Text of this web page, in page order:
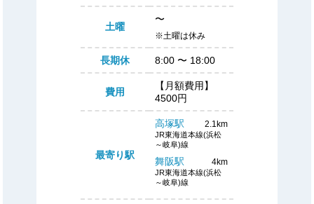
土曜
〜
※土曜は休み
長期休 8:00 〜 18:00
費用
【月額費用】
4500円
最寄り駅
高塚駅 2.1km
JR東海道本線(浜松
～岐阜)線
舞阪駅 4km
JR東海道本線(浜松
～岐阜)線